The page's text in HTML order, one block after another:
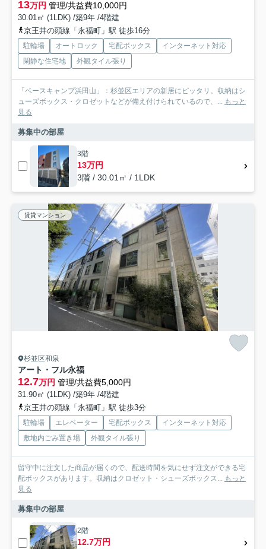
13万円 管理/共益費10,000円
30.01㎡ (1LDK) /築9年 /4階建
京王井の頭線「永福町」駅 徒歩16分
駐輪場 オートロック 宅配ボックス
インターネット対応
閑静な住宅地
外観タイル張り
「ベースキャンプ浜田山」：杉並区エリアの新居にピッタリ。収納はシ
ューズボックス・クロゼットなどが備え付けられているので、... もっと
見る
募集中の部屋
3階
13万円
3階 / 30.01㎡ / 1LDK
賃貸マンション
杉並区和泉
アート・フル永福
12.7万円 管理/共益費5,000円
31.90㎡ (1LDK) /築9年 /4階建
京王井の頭線「永福町」駅 徒歩3分
駐輪場 エレベーター 宅配ボックス
インターネット対応
敷地内ごみ置き場
外観タイル張り
留守中に注文した商品が届くので、配送時間を気にせず注文ができる宅
配ボックスがあります。収納はクロゼット・シューズボックス... もっと
見る
募集中の部屋
2階
12.7万円